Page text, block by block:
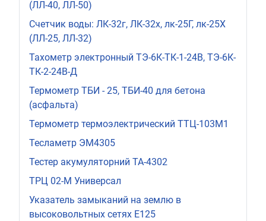
(ЛЛ-40, ЛЛ-50)
Счетчик воды: ЛК-32г, ЛК-32х, лк-25Г, лк-25Х
(ЛЛ-25, ЛЛ-32)
Тахометр электронный ТЭ-6К-ТК-1-24В, ТЭ-6К-
ТК-2-24В-Д
Термометр ТБИ - 25, ТБИ-40 для бетона
(асфальта)
Термометр термоэлектрический ТТЦ-103М1
Тесламетр ЭМ4305
Тестер акумуляторний ТА-4302
ТРЦ 02-М Универсал
Указатель замыканий на землю в
высоковольтных сетях Е125